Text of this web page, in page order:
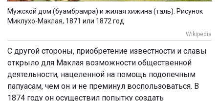
Мужской дом (буамбрамра) и жилая хижина (таль). Рисунок
Миклухо-Маклая, 1871 или 1872 год
Wikipedia
С другой стороны, приобретение известности и славы
открыло для Маклая возможности общественной
деятельности, нацеленной на помощь подопечным
папуасам, чем он и не преминул воспользоваться. В
1874 году он осуществил попытку создать